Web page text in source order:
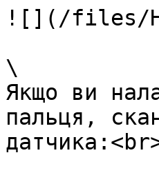
![](/files/
\
Якщо ви
пальця,